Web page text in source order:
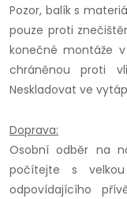
Pozor, balík s
pouze proti
konečné montáže
chráněnou proti
Neskladovat ve
Doprava:
Osobní odběr na
počítejte s
odpovídajícího